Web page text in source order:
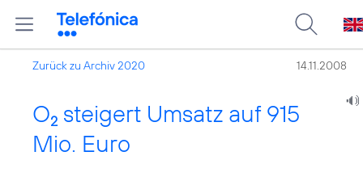
Zurück zu Archiv 2020 14.11.2008
O2 steigert Umsatz auf 915
Mio. Euro